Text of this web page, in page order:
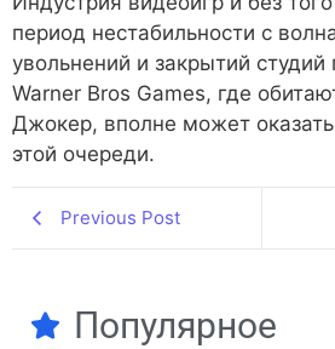
период нестабильности с
увольнений и закрытий
Warner Bros Games, где
Джокер, вполне может
этой очереди.
Previous Post
Популярное